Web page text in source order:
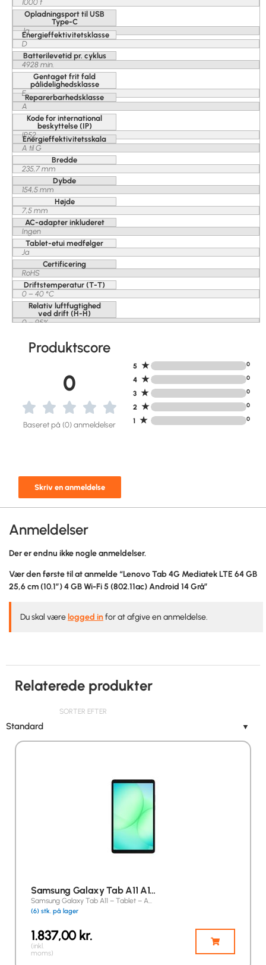
1000 t
Opladningsport til USB
Type-C
Ja
Energieffektivitetsklasse
D
Batterilevetid pr. cyklus
4928 min.
Gentaget frit fald
pålidelighedsklasse
EReparerbarhedsklasse
A
Kode for international
beskyttelse (IP)
IP52
Energieffektivitetsskala
A til G
Bredde
235,7 mm
Dybde
154,5 mm
Højde
7,5 mm
AC-adapter inkluderet
Ingen
Tablet-etui medfølger
Ja
Certificering
RoHS
Driftstemperatur (T-T)
0 – 40 °C
Relativ luftfugtighed
ved drift (H-H)
0 – 95%
Produktscore
0
Baseret på (0) anmeldelser
Skriv en anmeldelse
5 ★ 0
4 ★ 0
3 ★ 0
2 ★ 0
1 ★ 0
Anmeldelser
Der er endnu ikke nogle anmeldelser.
Vær den første til at anmelde “Lenovo Tab 4G Mediatek LTE 64 GB
25,6 cm (10.1″) 4 GB Wi-Fi 5 (802.11ac) Android 14 Grå”
Du skal værelogged infor at afgive en anmeldelse.
Relaterede produkter
SORTER EFTER
Standard ▼
Samsung Galaxy Tab A11 A1…
Samsung Galaxy Tab A11 – Tablet – A…
(6) stk. på lager
1.837,00kr.
(inkl.
moms)